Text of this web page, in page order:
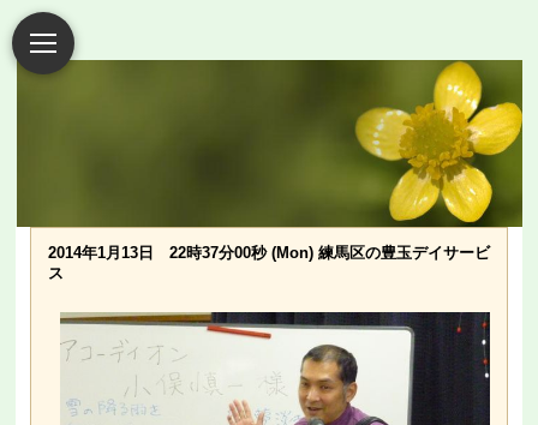
2014年1月13日 22時37分00秒 (Mon) 練馬区の豊玉デイサービ
ス